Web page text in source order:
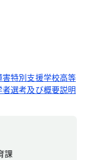
特別支援学校高等
選考及び概要説明
課